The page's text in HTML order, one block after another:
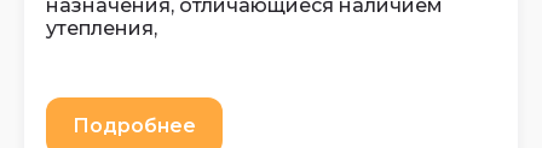
назначения, отличающиеся наличием
утепления,
Подробнее